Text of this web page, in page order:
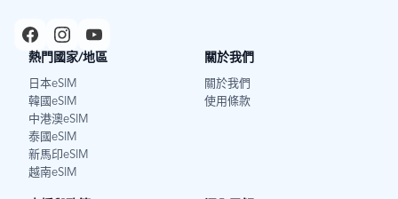
熱門國家/地區
日本eSIM
韓國eSIM
中港澳eSIM
泰國eSIM
新馬印eSIM
越南eSIM
關於我們
關於我們
使用條款